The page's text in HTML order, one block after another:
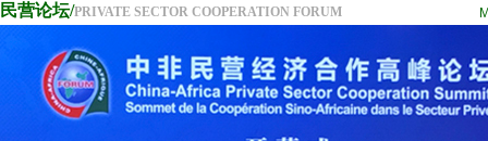
民营论坛/PRIVATE SECTOR COOPERATION FORUM